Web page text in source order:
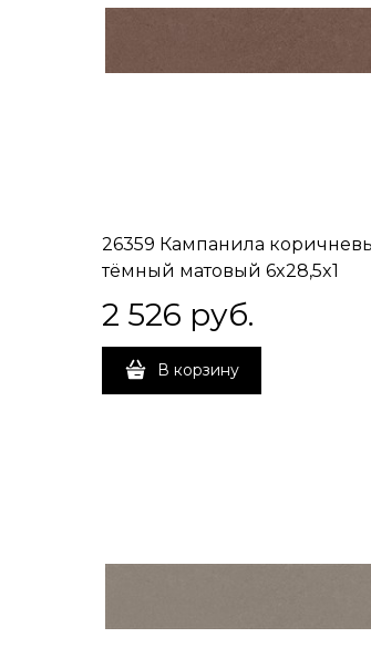
26359 Кампанила
тёмный матовый 6x28,5x1
2 526 руб.
В корзину